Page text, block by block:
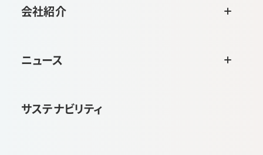
会社紹介
ニュース
サステナビリティ